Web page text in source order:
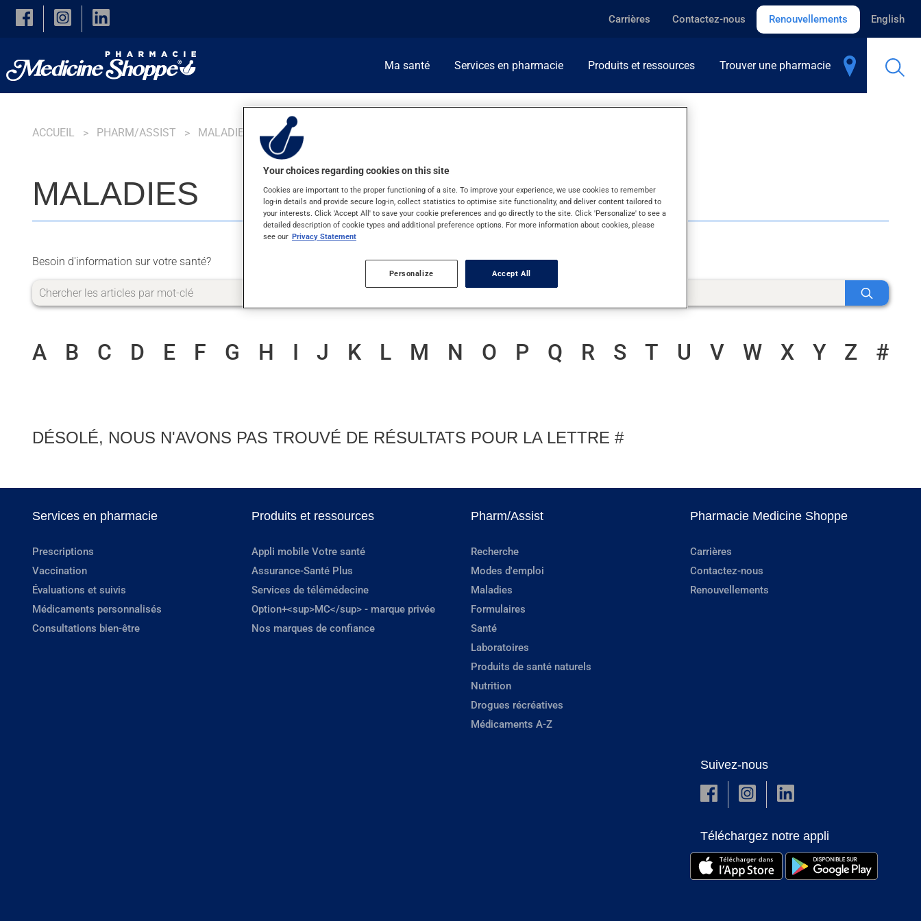
Skip to main content
Carrières Contactez-nous Renouvellements English
Ma santé Services en pharmacie Produits et ressources Trouver une pharmacie
ACCUEIL PHARM/ASSIST MALADIES
MALADIES
Besoin d'information sur votre santé?
A B C D E F G H I J K L M N O P Q R S T U V W X Y Z #
DÉSOLÉ, NOUS N'AVONS PAS TROUVÉ DE RÉSULTATS POUR LA LETTRE #
Services en pharmacie
Prescriptions
Vaccination
Évaluations et suivis
Médicaments personnalisés
Consultations bien-être
Produits et ressources
Appli mobile Votre santé
Assurance-Santé Plus
Services de télémédecine
Option+<sup>MC</sup> - marque privée
Nos marques de confiance
Pharm/Assist
Recherche
Modes d'emploi
Maladies
Formulaires
Santé
Laboratoires
Produits de santé naturels
Nutrition
Drogues récréatives
Médicaments A-Z
Pharmacie Medicine Shoppe
Carrières
Contactez-nous
Renouvellements
Suivez-nous
Téléchargez notre appli
Your choices regarding cookies on this site
Cookies are important to the proper functioning of a site. To improve your experience, we use cookies to remember
log-in details and provide secure log-in, collect statistics to optimise site functionality, and deliver content tailored to
your interests. Click 'Accept All' to save your cookie preferences and go directly to the site. Click 'Personalize' to see a
detailed description of cookie types and additional preference options. For more information about cookies, please
see our Privacy Statement
Personalize Accept All